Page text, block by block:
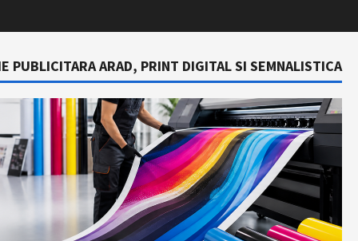
PUBLICITARA ARAD, PRINT DIGITAL SI SEMNALISTICA